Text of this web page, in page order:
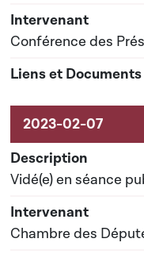
Conférence des
Vidé(e) en séance
Chambre des